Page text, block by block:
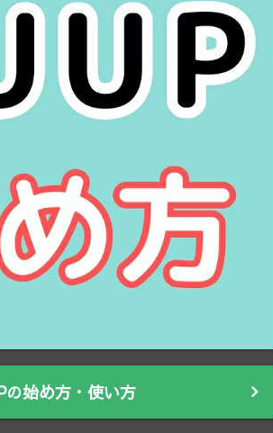
の始め方・使い方